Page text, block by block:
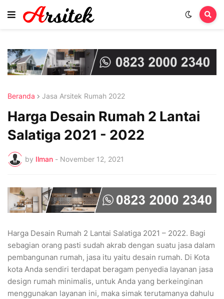
Beranda Jasa Arsitek Rumah 2022
Harga Desain Rumah 2 Lantai
Salatiga 2021 - 2022
by Ilman - November 12, 2021
Harga Desain Rumah 2 Lantai Salatiga 2021 – 2022. Bagi
sebagian orang pasti sudah akrab dengan suatu jasa dalam
pembangunan rumah, jasa itu yaitu desain rumah. Di Kota
kota Anda sendiri terdapat beragam penyedia layanan jasa
design rumah minimalis, untuk Anda yang berkeinginan
menggunakan layanan ini, maka simak terutamanya dahulu